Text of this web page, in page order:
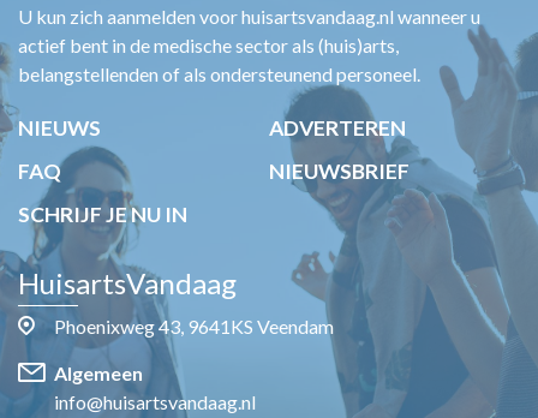
U kun zich aanmelden voor huisartsvandaag.nl wanneer u
actief bent in de medische sector als (huis)arts,
belangstellenden of als ondersteunend personeel.
NIEUWS
ADVERTEREN
FAQ
NIEUWSBRIEF
SCHRIJF JE NU IN
HuisartsVandaag
Phoenixweg 43, 9641KS Veendam
Algemeen
info@huisartsvandaag.nl